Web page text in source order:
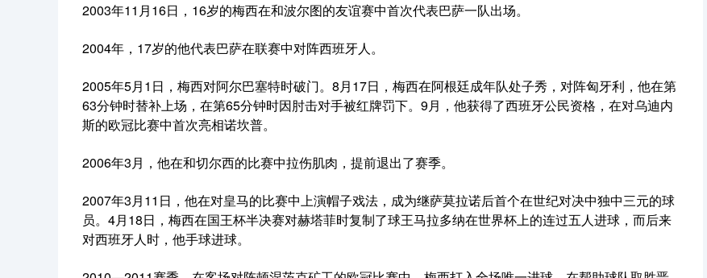
2003年11月16日，16岁的梅西在和波尔图的友谊赛中首次代表巴萨一队出场。
2004年，17岁的他代表巴萨在联赛中对阵西班牙人。
2005年5月1日，梅西对阿尔巴塞特时破门。8月17日，梅西在阿根廷成年队处子秀，对阵匈牙利，他在第
63分钟时替补上场，在第65分钟时因肘击对手被红牌罚下。9月，他获得了西班牙公民资格，在对乌迪内
斯的欧冠比赛中首次亮相诺坎普。
2006年3月，他在和切尔西的比赛中拉伤肌肉，提前退出了赛季。
2007年3月11日，他在对皇马的比赛中上演帽子戏法，成为继萨莫拉诺后首个在世纪对决中独中三元的球
员。4月18日，梅西在国王杯半决赛对赫塔菲时复制了球王马拉多纳在世界杯上的连过五人进球，而后来
对西班牙人时，他手球进球。